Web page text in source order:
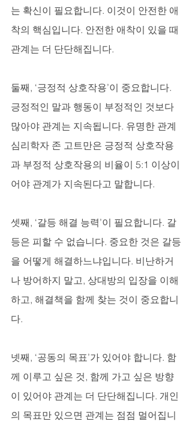
는 확신이 필요합니다. 이것이 안전한 애
착의 핵심입니다. 안전한 애착이 있을 때
관계는 더 단단해집니다.
둘째, ‘긍정적 상호작용’이 중요합니다.
긍정적인 말과 행동이 부정적인 것보다
많아야 관계는 지속됩니다. 유명한 관계
심리학자 존 고트만은 긍정적 상호작용
과 부정적 상호작용의 비율이 5:1 이상이
어야 관계가 지속된다고 말합니다.
셋째, ‘갈등 해결 능력’이 필요합니다. 갈
등은 피할 수 없습니다. 중요한 것은 갈등
을 어떻게 해결하느냐입니다. 비난하거
나 방어하지 말고, 상대방의 입장을 이해
하고, 해결책을 함께 찾는 것이 중요합니
다.
넷째, ‘공동의 목표’가 있어야 합니다. 함
께 이루고 싶은 것, 함께 가고 싶은 방향
이 있어야 관계는 더 단단해집니다. 개인
의 목표만 있으면 관계는 점점 멀어집니